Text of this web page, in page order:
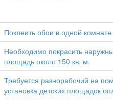
Поклеить обои в одной комнате
Необходимо покрасить
площадь около 150 кв. м.
Требуется разнорабочий на
установка детских площадок